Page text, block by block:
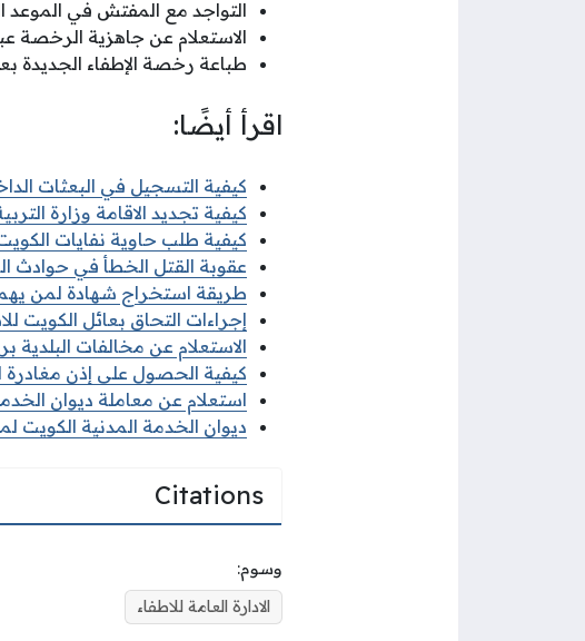
التواجد مع المفتش في الموعد
الاستعلام عن جاهزية الرخصة
طباعة رخصة الإطفاء الجديدة
اقرأ أيضًا:
كيفية التسجيل في البعثات
كيفية تجديد الاقامة وزارة التربية
كيفية طلب حاوية نفايات الكويت
عقوبة القتل الخطأ في حوادث
طريقة استخراج شهادة لمن يهمه
إجراءات التحاق بعائل الكويت
الاستعلام عن مخالفات البلدية
كيفية الحصول على إذن مغادرة
استعلام عن معاملة ديوان الخدمة
ديوان الخدمة المدنية الكويت
Citations
وسوم:
الادارة العامة للاطفاء